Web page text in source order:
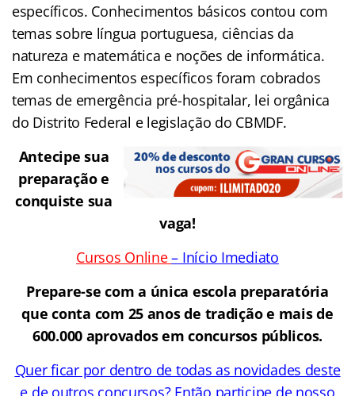
específicos. Conhecimentos básicos contou com
temas sobre língua portuguesa, ciências da
natureza e matemática e noções de informática.
Em conhecimentos específicos foram cobrados
temas de emergência pré-hospitalar, lei orgânica
do Distrito Federal e legislação do CBMDF.
Antecipe sua
preparação e
conquiste sua
vaga!
Cursos Online– Início Imediato
Prepare-se com a única escola preparatória
que conta com 25 anos de tradição e mais de
600.000 aprovados em concursos públicos.
Quer ficar por dentro de todas as novidades deste